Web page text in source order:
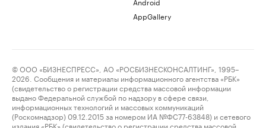
AppGallery
© ООО «БИЗНЕСПРЕСС», АО «РОСБИЗНЕСКОНСАЛТИНГ», 1995–
2026. Сообщения и материалы информационного агентства «РБК»
(свидетельство о регистрации средства массовой информации
выдано Федеральной службой по надзору в сфере связи,
информационных технологий и массовых коммуникаций
(Роскомнадзор) 09.12.2015 за номером ИА №ФС77-63848) и сетевого
издания «РБК» (свидетельство о регистрации средства массовой